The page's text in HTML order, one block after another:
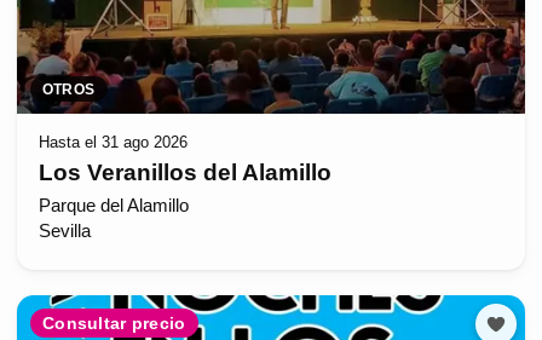
OTROS
Hasta el 31 ago 2026
Los Veranillos del Alamillo
Parque del Alamillo
Sevilla
Consultar precio